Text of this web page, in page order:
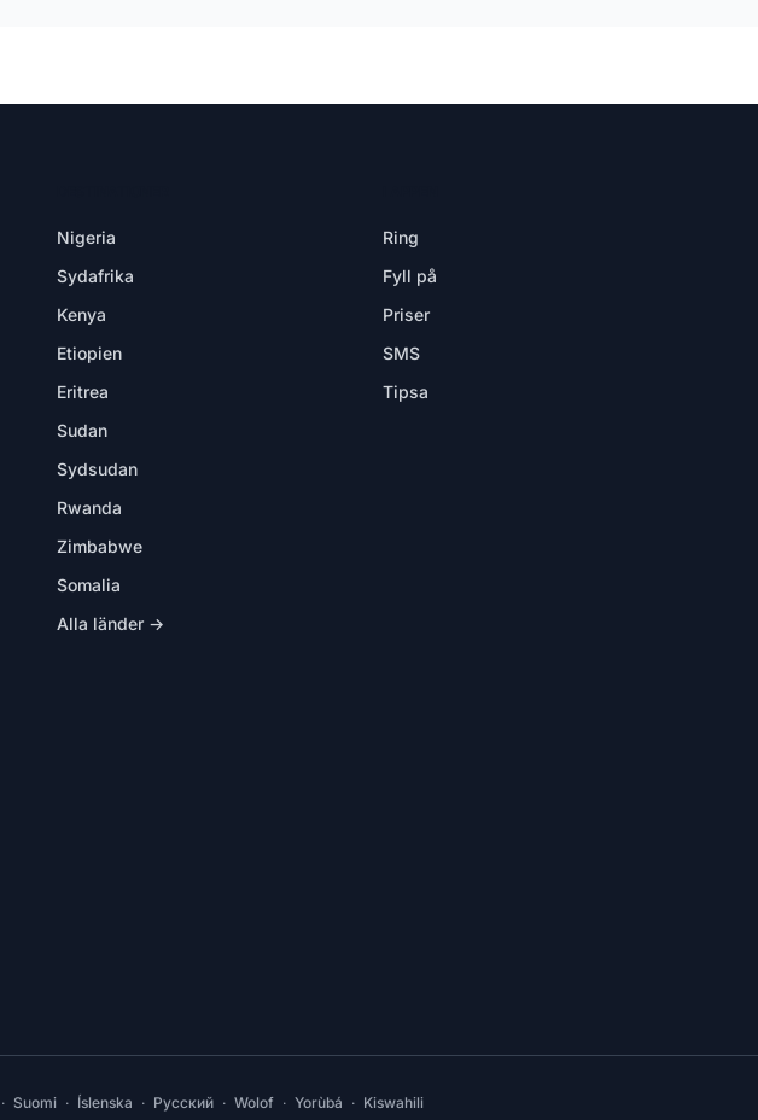
Nigeria
Sydafrika
Kenya
Etiopien
Eritrea
Sudan
Sydsudan
Rwanda
Zimbabwe
Somalia
Alla länder →
Ring
Fyll på
Priser
SMS
Tipsa
· Suomi · Íslenska · Русский · Wolof · Yorùbá · Kiswahili